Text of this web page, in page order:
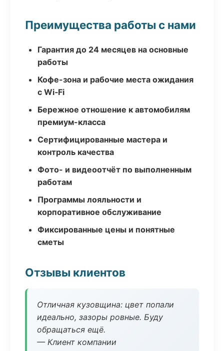
Преимущества работы с нами
Гарантия до 24 месяцев на основные
работы
Кофе-зона и рабочие места ожидания
с Wi‑Fi
Бережное отношение к автомобилям
премиум-класса
Сертифицированные мастера и
контроль качества
Фото- и видеоотчёт по выполненным
работам
Программы лояльности и
корпоративное обслуживание
Фиксированные цены и понятные
сметы
Отзывы клиентов
Отличная кузовщина: цвет попали
идеально, зазоры ровные. Буду
обращаться ещё.
— Клиент компании